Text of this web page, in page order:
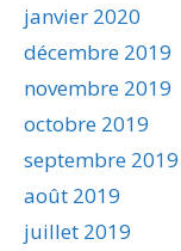
janvier 2020
décembre 2019
novembre 2019
octobre 2019
septembre 2019
août 2019
juillet 2019